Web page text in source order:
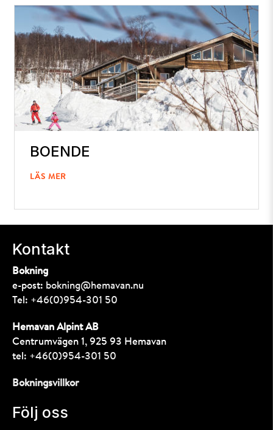
BOENDE
LÄS MER
Kontakt
Bokning
e-post: bokning@hemavan.nu
Tel: +46(0)954-301 50
Hemavan Alpint AB
Centrumvägen 1, 925 93 Hemavan
tel: +46(0)954-301 50
Bokningsvillkor
Följ oss